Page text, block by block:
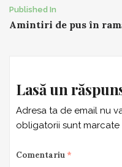
Post
navigation
Published In
Amintiri de pus în
Lasă un
Adresa ta de email nu
obligatorii sunt marcate
Comentariu *